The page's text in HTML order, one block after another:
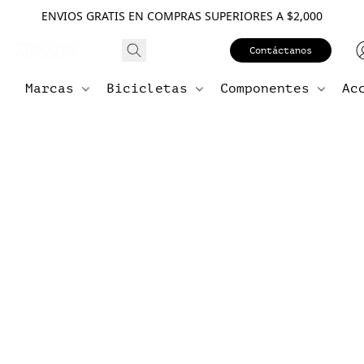
ENVIOS GRATIS EN COMPRAS SUPERIORES A $2,000
Contáctanos
Marcas Bicicletas Componentes